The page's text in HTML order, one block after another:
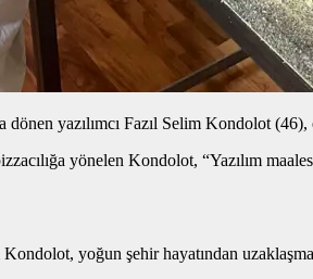
yazılımcı Fazıl Selim Kondolot
yönelen Kondolot, “Yazılım
Kondolot, yoğun şehir hayatından